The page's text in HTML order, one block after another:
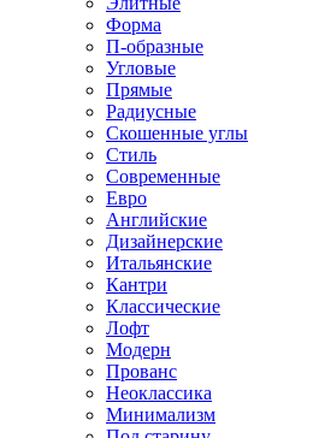
Форма
П-образные
Угловые
Прямые
Радиусные
Скошенные углы
Стиль
Современные
Евро
Английские
Дизайнерские
Итальянские
Кантри
Классические
Лофт
Модерн
Прованс
Неоклассика
Минимализм